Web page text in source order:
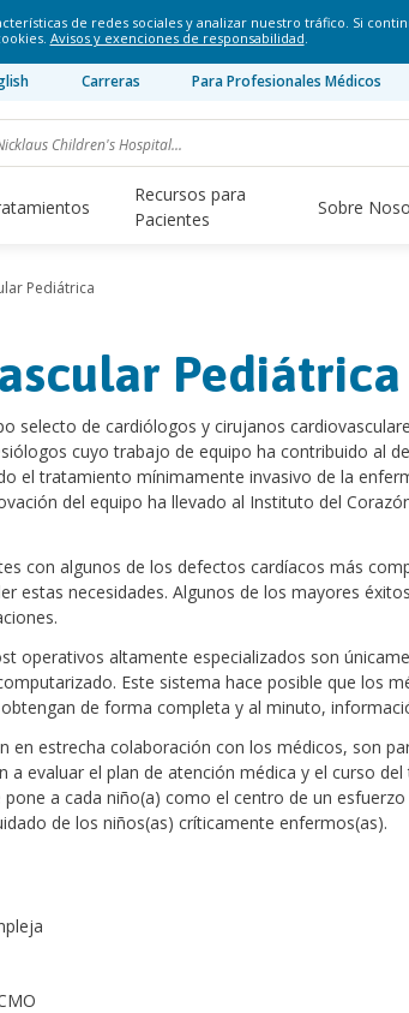
de redes sociales y analizar nuestro tráfico. Si
Avisos y exenciones de responsabilidad.
Carreras Para Profesionales Médicos
Recursos para
Pacientes
Sobre
Pediátrica
Pediátrica
selecto de cardiólogos y cirujanos
cuyo trabajo de equipo ha contribuido al
el tratamiento mínimamente invasivo de la
del equipo ha llevado al Instituto del
con algunos de los defectos cardíacos más
estas necesidades. Algunos de los mayores
operativos altamente especializados son
Este sistema hace posible que los
de forma completa y al minuto,
en estrecha colaboración con los médicos, son
a evaluar el plan de atención médica y el curso
a cada niño(a) como el centro de un
de los niños(as) críticamente enfermos(as).